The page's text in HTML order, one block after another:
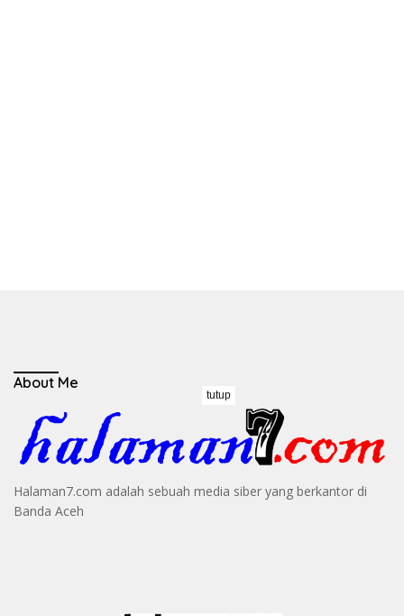
About Me
Halaman7.com adalah sebuah media siber yang berkantor di
Banda Aceh
tutup